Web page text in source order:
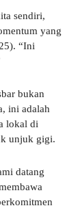
sendiri,
yang
“Ini
bukan
ini adalah
lokal di
unjuk gigi.
datang